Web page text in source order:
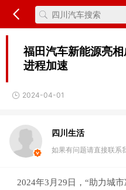
福田汽车新能源亮
进程加速
2024-04-01
四川生活
如果有问题请直接联系
2024年3月29日，“助力城